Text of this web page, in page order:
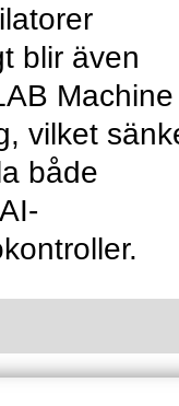
blir även
Machine
vilket
både